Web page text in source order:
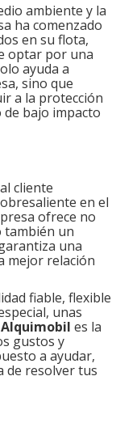
ambiente y la
ha comenzado
en su flota,
optar por una
ayuda a
sino que
a la protección
bajo impacto
cliente
en el
ofrece no
también un
una
mejor relación
fiable, flexible
unas
Alquimobil es la
gustos y
a ayudar,
de resolver tus